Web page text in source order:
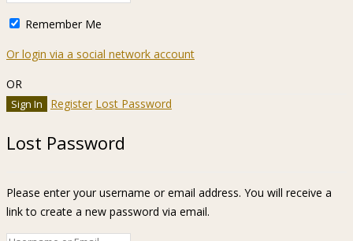
Remember Me
Or login via a social network account
OR
Register Lost Password
Lost Password
Please enter your username or email address. You will receive a
link to create a new password via email.